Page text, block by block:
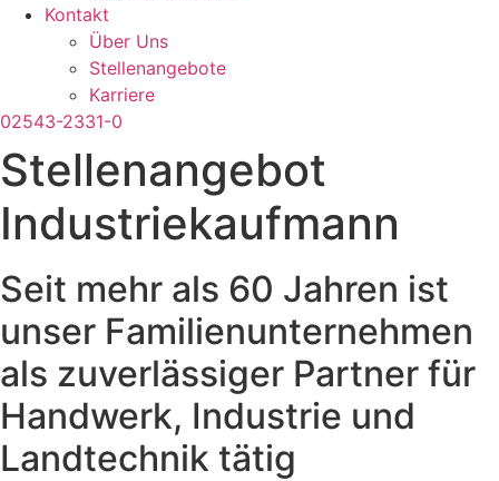
Kontakt
Über Uns
Stellenangebote
Karriere
02543-2331-0
Stellenangebot
Industriekaufmann
Seit mehr als 60 Jahren ist
unser Familienunternehmen
als zuverlässiger Partner für
Handwerk, Industrie und
Landtechnik tätig